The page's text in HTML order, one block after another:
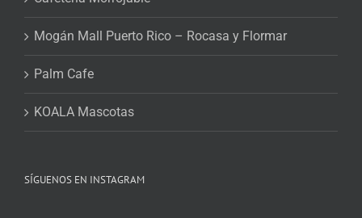
Mogán Mall Puerto Rico – Rocasa y Flormar
Palm Cafe
KOALA Mascotas
SÍGUENOS EN INSTAGRAM